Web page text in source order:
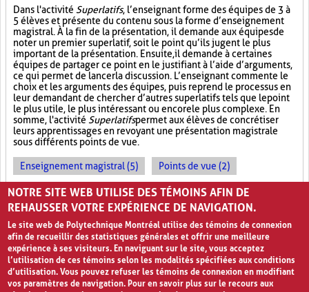
Dans l'activité Superlatifs, l’enseignant forme des équipes de 3 à
5 élèves et présente du contenu sous la forme d’enseignement
magistral. À la fin de la présentation, il demande aux équipes de
noter un premier superlatif, soit le point qu’ils jugent le plus
important de la présentation. Ensuite, il demande à certaines
équipes de partager ce point en le justifiant à l’aide d’arguments,
ce qui permet de lancer la discussion. L’enseignant commente le
choix et les arguments des équipes, puis reprend le processus en
leur demandant de chercher d’autres superlatifs tels que le point
le plus utile, le plus intéressant ou encore le plus complexe. En
somme, l'activité Superlatifspermet aux élèves de concrétiser
leurs apprentissages en revoyant une présentation magistrale
sous différents points de vue.
Enseignement magistral (5) Points de vue (2)
Travail d'équipe (8)
NOTRE SITE WEB UTILISE DES TÉMOINS AFIN DE
REHAUSSER VOTRE EXPÉRIENCE DE NAVIGATION.
Le site web de Polytechnique Montréal utilise des témoins de connexion
afin de recueillir des statistiques générales et offrir une meilleure
expérience à ses visiteurs. En naviguant sur le site, vous acceptez
l’utilisation de ces témoins selon les modalités spécifiées aux conditions
d’utilisation. Vous pouvez refuser les témoins de connexion en modifiant
vos paramètres de navigation. Pour en savoir plus sur le recours aux